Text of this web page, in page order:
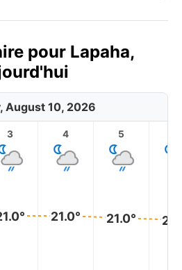
pour Lapaha,
August 10, 2026
3 4
21.0°
5
21.0°